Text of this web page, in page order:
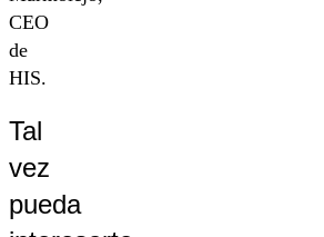
CEO
de
HIS.
Tal
vez
pueda